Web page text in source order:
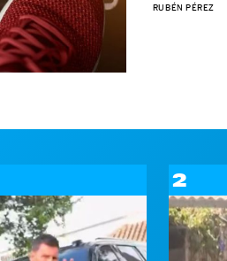
RUBÉN PÉREZ
2